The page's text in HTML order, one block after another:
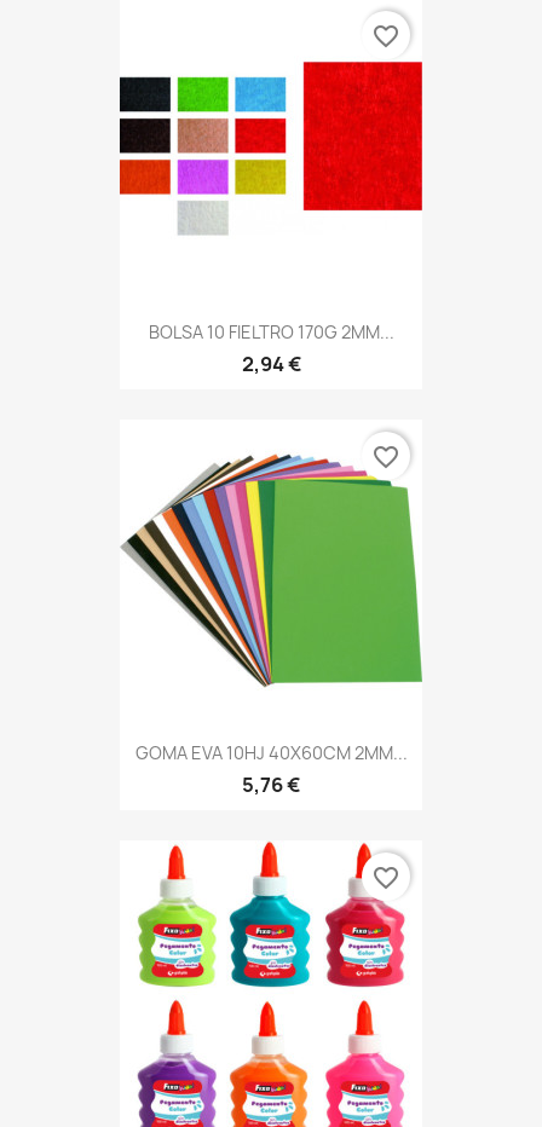
BOLSA 10 FIELTRO 170G 2MM...
2,94 €
favorite_border
GOMA EVA 10HJ 40X60CM 2MM...
5,76 €
favorite_border
favorite_border